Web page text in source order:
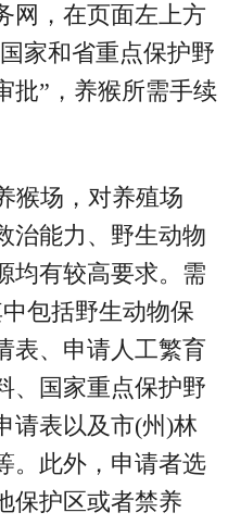
网，在页面左上方
家和省重点保护野
批”，养猴所需手续
猴场，对养殖场
治能力、野生动物
均有较高要求。需
包括野生动物保
表、申请人工繁育
、国家重点保护野
请表以及市(州)林
。此外，申请者选
保护区或者禁养